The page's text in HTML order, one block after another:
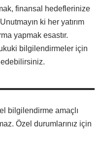
finansal hedeflerinize
ki her yatırım
yapmak esastır.
bilgilendirmeler için
edebilirsiniz.
bilgilendirme amaçlı
Özel durumlarınız için